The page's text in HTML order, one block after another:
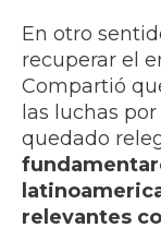
En otro
recuperar el
Compartió
las luchas
quedado
relevantes